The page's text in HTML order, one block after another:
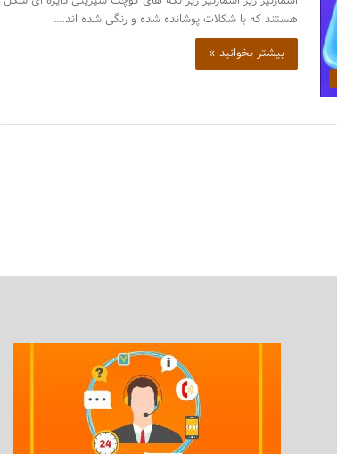
هستند که با شکلات پوشانده شده و رنگی شده اند.…
بیشتر بخوانید »